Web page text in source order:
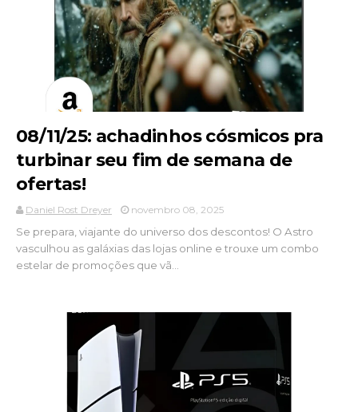
08/11/25: achadinhos cósmicos pra
turbinar seu fim de semana de
ofertas!
Daniel Rost Dreyer novembro 08, 2025
Se prepara, viajante do universo dos descontos! O Astro
vasculhou as galáxias das lojas online e trouxe um combo
estelar de promoções que vã...